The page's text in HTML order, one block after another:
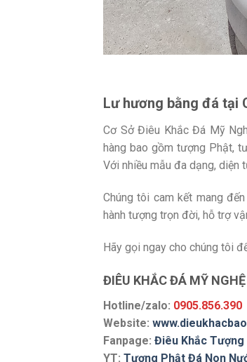
Lư hương bằng đá tại
Cơ Sở Điêu Khắc Đá Mỹ
hàng bao gồm tượng Phật,
Với nhiều mẫu đa dạng,
Chúng tôi cam kết mang
hành tượng trọn đời, hỗ trợ
Hãy gọi ngay cho chúng tôi
ĐIÊU KHẮC ĐÁ MỸ
Hotline/zalo: 0905.856.390
Website:
Fanpage: Điêu Khắc Tượng
YT: Tượng Phật Đá Non